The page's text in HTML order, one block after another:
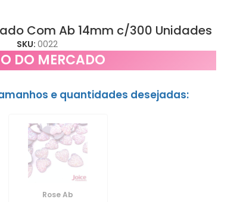
Com Ab 14mm c/300 Unidades
SKU:0022
DO MERCADO
e quantidades desejadas:
Rose Ab